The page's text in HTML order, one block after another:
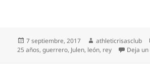
Publicado
el
7 septiembre, 2017 Autor
athleticrisasclub
25 años,guerrero, Julen, león, rey Deja